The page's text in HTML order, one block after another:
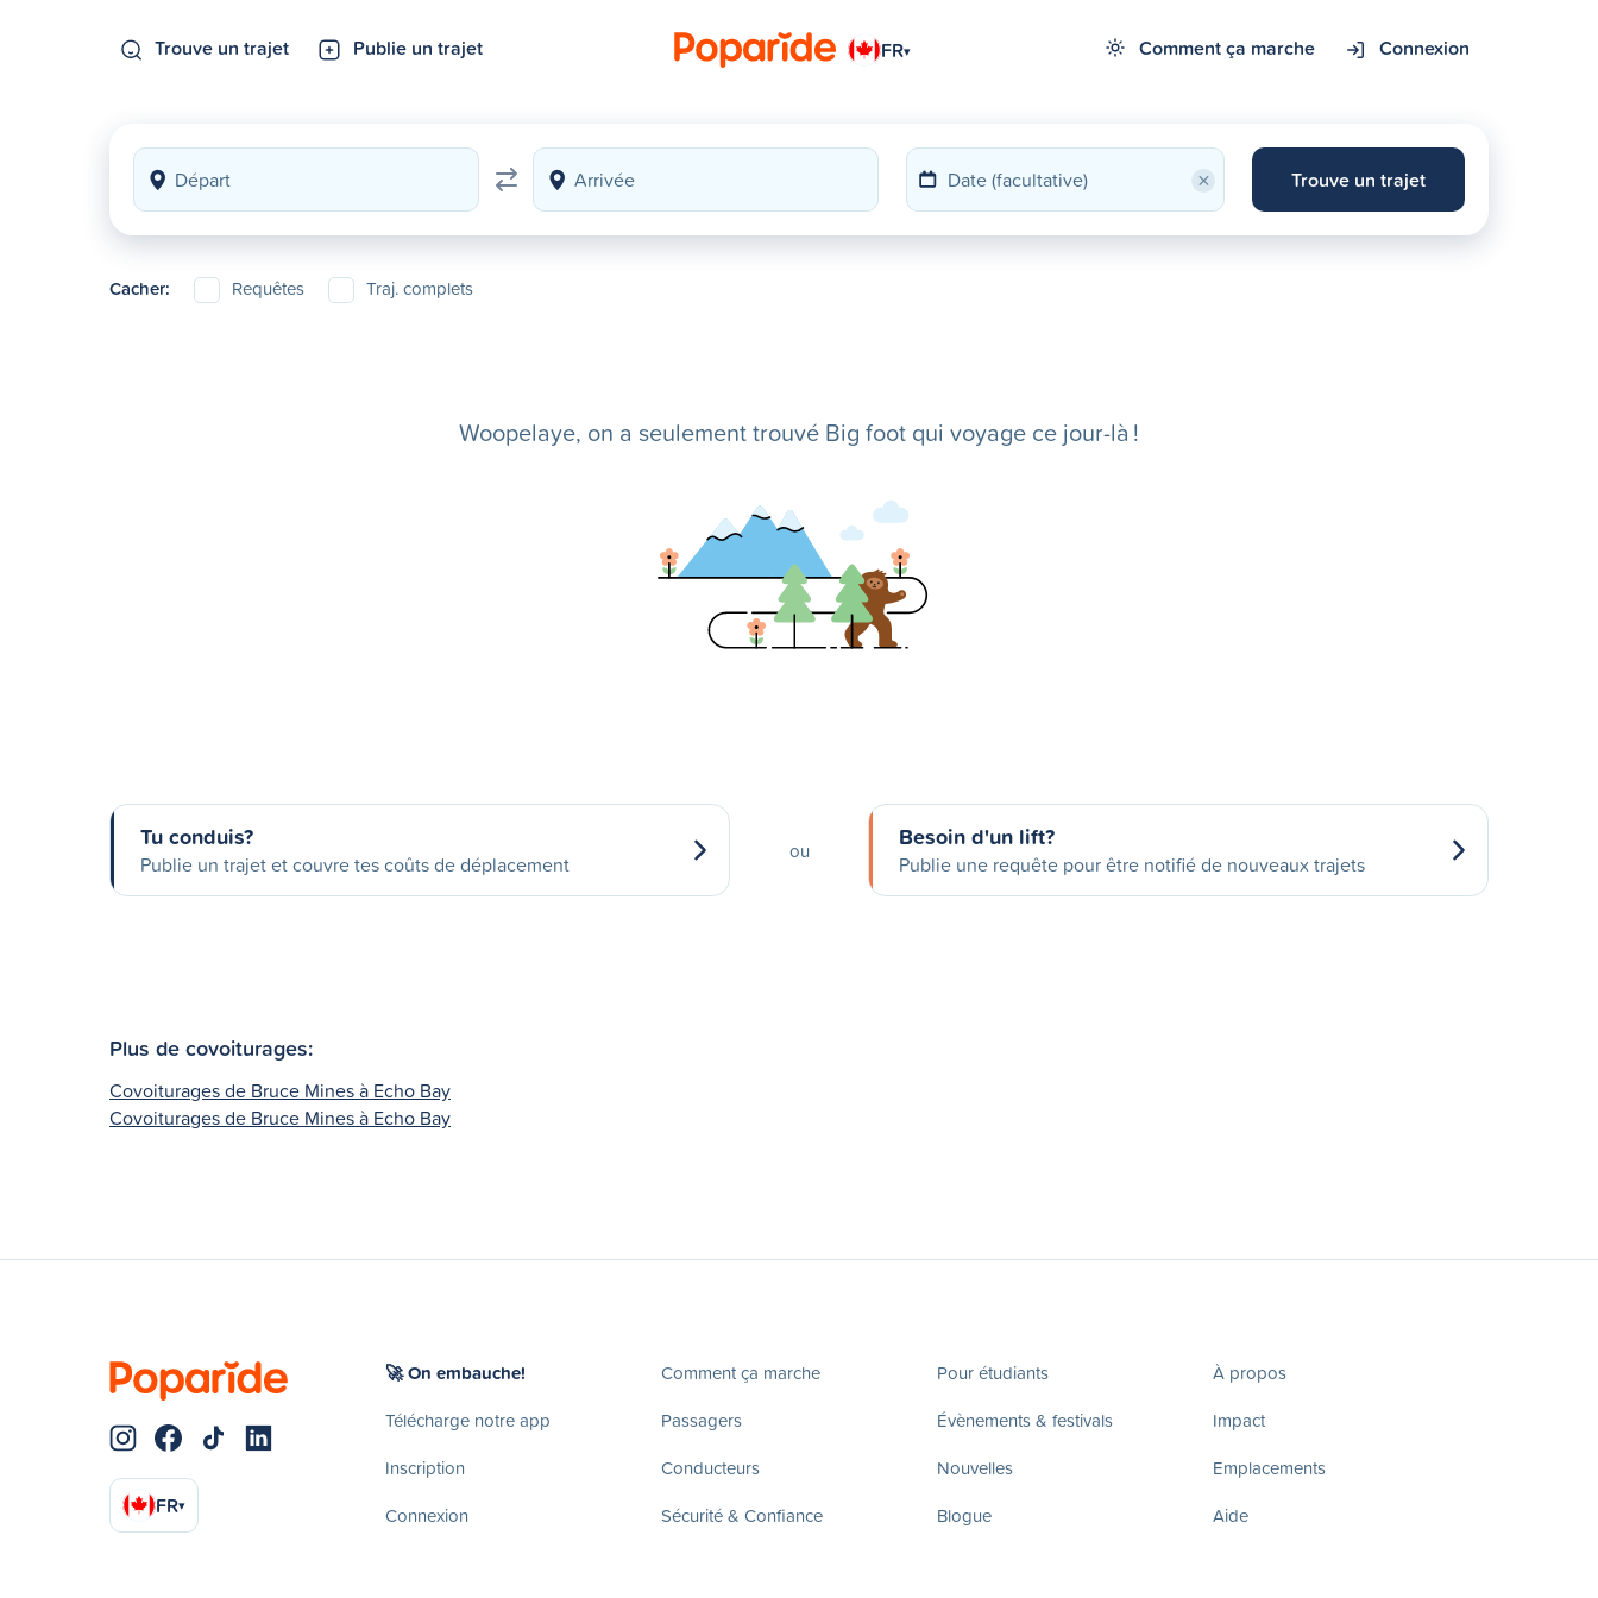
Trouve un trajet Publie un trajet FR▾ Comment ça marche Connexion
× Trouve un trajet
Cacher: Requêtes Traj. complets
Woopelaye, on a seulement trouvé Big foot qui voyage ce jour-là !
Tu conduis?
Publie un trajet et couvre tes coûts de déplacement
ou Besoin d'un lift?
Publie une requête pour être notifié de nouveaux trajets
Plus de covoiturages:
Covoiturages de Bruce Mines à Echo Bay
Covoiturages de Bruce Mines à Echo Bay
FR▾
🚀 On embauche!
Télécharge notre app
Inscription
Connexion
Comment ça marche
Passagers
Conducteurs
Sécurité & Confiance
Pour étudiants
Évènements & festivals
Nouvelles
Blogue
À propos
Impact
Emplacements
Aide